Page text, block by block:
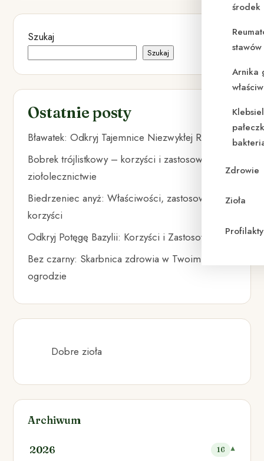
środek
Arnika
Zdrowie
Zioła
Szukaj
Szukaj
Ostatnie posty
Bławatek: Odkryj Tajemnice Niezwykłej Rośliny
Bobrek trójlistkowy – korzyści i zastosowanie w
ziołolecznictwie
Biedrzeniec anyż: Właściwości, zastosowania i
korzyści
Odkryj Potęgę Bazylii: Korzyści i Zastosowania
Bez czarny: Skarbnica zdrowia w Twoim
ogrodzie
Dobre zioła
Archiwum
2026 16